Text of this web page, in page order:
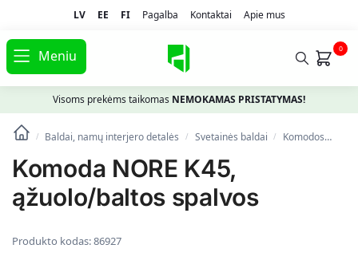
LV EE FI Pagalba Kontaktai Apie mus
Meniu 0
Visoms prekėms taikomas NEMOKAMAS PRISTATYMAS!
/ Baldai, namų interjero detalės / Svetainės baldai / Komodos
Komoda NORE K45,
ąžuolo/baltos spalvos
Produkto kodas:86927